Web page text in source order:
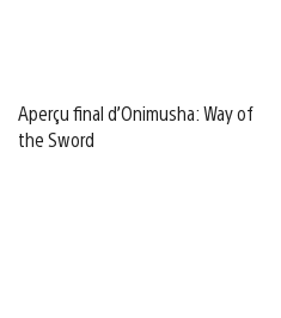
Aperçu final d’Onimusha: Way of
the Sword